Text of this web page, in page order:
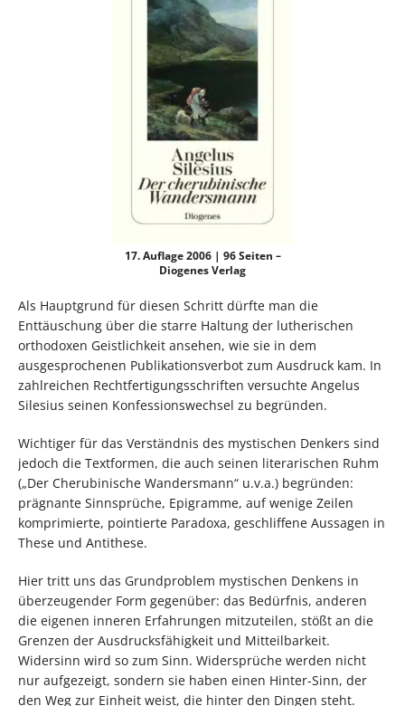
17. Auflage 2006 | 96 Seiten –
Diogenes Verlag
Als Hauptgrund für diesen Schritt dürfte man die
Enttäuschung über die starre Haltung der lutherischen
orthodoxen Geistlichkeit ansehen, wie sie in dem
ausgesprochenen Publikationsverbot zum Ausdruck kam. In
zahlreichen Rechtfertigungsschriften versuchte Angelus
Silesius seinen Konfessionswechsel zu begründen.
Wichtiger für das Verständnis des mystischen Denkers sind
jedoch die Textformen, die auch seinen literarischen Ruhm
(„Der Cherubinische Wandersmann“ u.v.a.) begründen:
prägnante Sinnsprüche, Epigramme, auf wenige Zeilen
komprimierte, pointierte Paradoxa, geschliffene Aussagen in
These und Antithese.
Hier tritt uns das Grundproblem mystischen Denkens in
überzeugender Form gegenüber: das Bedürfnis, anderen
die eigenen inneren Erfahrungen mitzuteilen, stößt an die
Grenzen der Ausdrucksfähigkeit und Mitteilbarkeit.
Widersinn wird so zum Sinn. Widersprüche werden nicht
nur aufgezeigt, sondern sie haben einen Hinter-Sinn, der
den Weg zur Einheit weist, die hinter den Dingen steht.